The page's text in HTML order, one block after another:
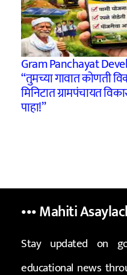
Gram Panchayat
“तुमच्या गावात कोणती
मिनिटात ग्रामपंचायत
पाहा!”
••• Mahiti
Stay updated on
educational news